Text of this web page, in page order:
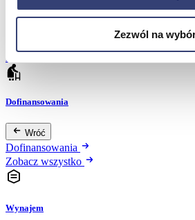
Zezwól na
Fotele do masażu
Zobacz wszystko
Dofinansowania
Wróć
Dofinansowania
Zobacz wszystko
Wynajem